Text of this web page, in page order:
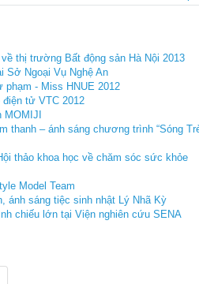
về thị trường Bất động sản Hà Nội 2013
Sở Ngoại Vụ Nghệ An
phạm - Miss HNUE 2012
điện tử VTC 2012
MOMIJI
thanh – ánh sáng chương trình “Sóng
thảo khoa học về chăm sóc sức khỏe
Model Team
ánh sáng tiệc sinh nhật Lý Nhã Kỳ
chiếu lớn tại Viện nghiên cứu SENA